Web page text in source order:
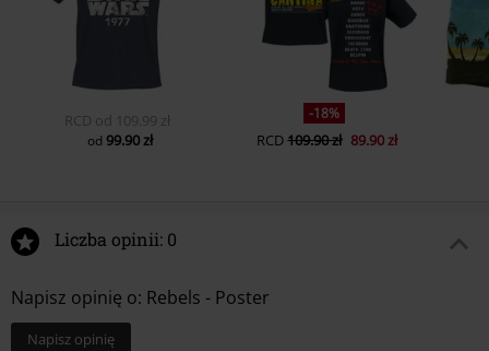
RCD od 109.99 zł
od 99.90 zł
-18%
RCD109.90 zł 89.90 zł
Liczba opinii: 0
Napisz opinię o: Rebels - Poster
Napisz opinię